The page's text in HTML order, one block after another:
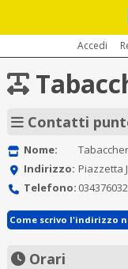
Accedi
Contatti
Nome:
Indirizzo: Piazzetta
Telefono:
Come scrivo l'indirizzo
Orari